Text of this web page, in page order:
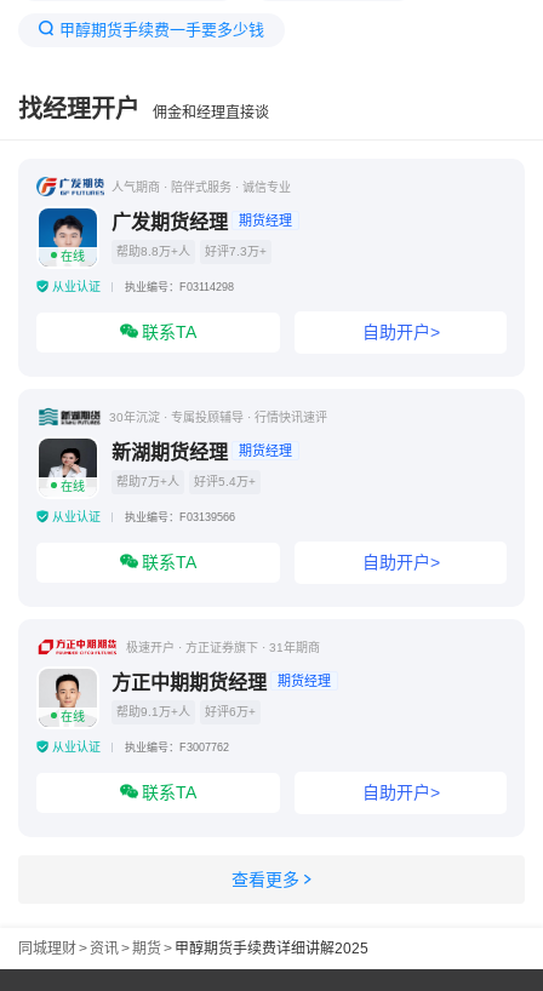
甲醇期货手续费一手要多少钱
甲醇期货手续费公示
甲醇交易手续费多少
找经理开户 佣金和经理直接谈
人气期商 · 陪伴式服务 · 诚信专业
在线
广发期货经理 期货经理
帮助8.8万+人 好评7.3万+
从业认证 执业编号：F03114298
联系TA 自助开户>
30年沉淀 · 专属投顾辅导 · 行情快讯速评
在线
新湖期货经理 期货经理
帮助7万+人 好评5.4万+
从业认证 执业编号：F03139566
联系TA 自助开户>
极速开户 · 方正证券旗下 · 31年期商
在线
方正中期期货经理 期货经理
帮助9.1万+人 好评6万+
从业认证 执业编号：F3007762
联系TA 自助开户>
查看更多
同城理财>资讯>期货> 甲醇期货手续费详细讲解2025